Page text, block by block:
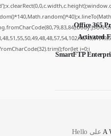
i=0;i
Office 365
Activated
SmartFTP
A على Hello